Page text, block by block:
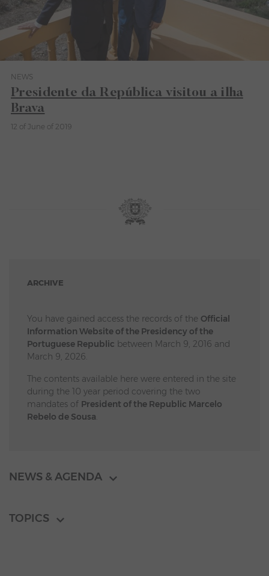
Category News
NEWS
Presidente da República visitou a ilha
Brava
12 of June of 2019
ARCHIVE
You have gained access the records of the Official
Information Website of the Presidency of the
Portuguese Republic between March 9, 2016 and
March 9, 2026.
The contents available here were entered in the site
during the 10 year period covering the two
mandates of President of the Republic Marcelo
Rebelo de Sousa.
NEWS & AGENDA
TOPICS